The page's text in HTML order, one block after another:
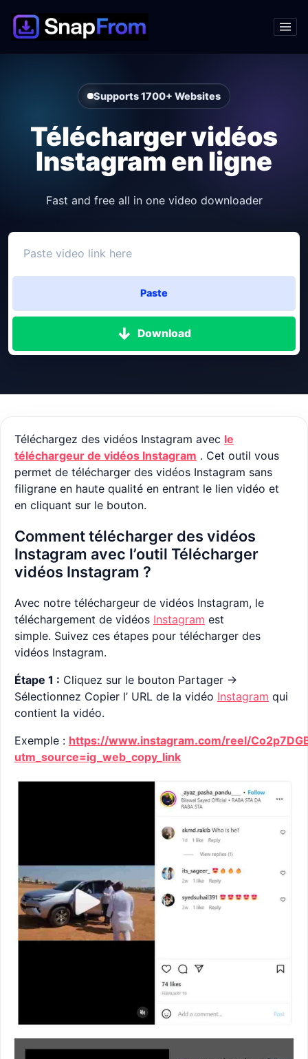
Supports 1700+ Websites
Télécharger vidéos
Instagram en ligne
Fast and free all in one video downloader
Paste
Download
Téléchargez des vidéos Instagram avec le
téléchargeur de vidéos Instagram . Cet outil vous
permet de télécharger des vidéos Instagram sans
filigrane en haute qualité en entrant le lien vidéo et
en cliquant sur le bouton.
Comment télécharger des vidéos
Instagram avec l’outil Télécharger
vidéos Instagram ?
Avec notre téléchargeur de vidéos Instagram, le
téléchargement de vidéos Instagram est
simple. Suivez ces étapes pour télécharger des
vidéos Instagram.
Étape 1 : Cliquez sur le bouton Partager ->
Sélectionnez Copier l’ URL de la vidéo Instagram qui
contient la vidéo.
Exemple : https://www.instagram.com/reel/
utm_source=ig_web_copy_link